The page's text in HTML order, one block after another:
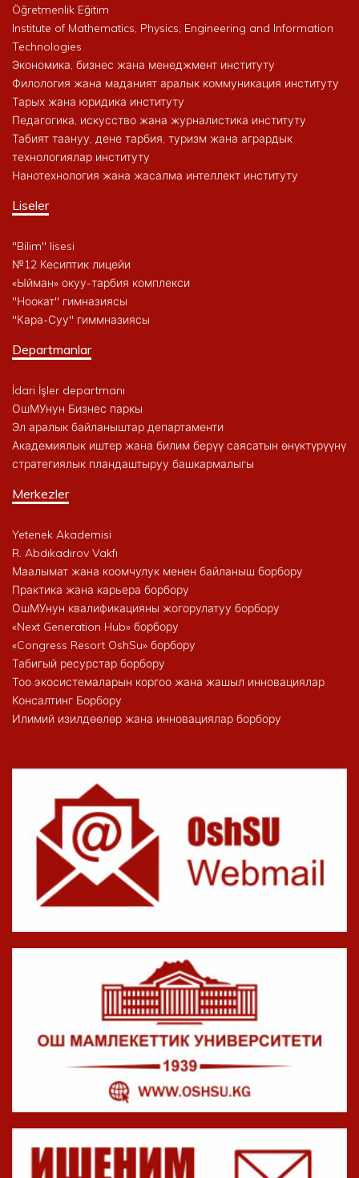
Öğretmenlik Eğitim
Institute of Mathematics, Physics, Engineering and Information
Technologies
Экономика, бизнес жана менеджмент институту
Филология жана маданият аралык коммуникация институту
Тарых жана юридика институту
Педагогика, искусство жана журналистика институту
Табият таануу, дене тарбия, туризм жана агрардык
технологиялар институту
Нанотехнология жана жасалма интеллект институту
Liseler
"Bilim" lisesi
№12 Кесиптик лицейи
«Ыйман» окуу-тарбия комплекси
"Ноокат" гимназиясы
"Кара-Суу" гиммназиясы
Departmanlar
İdari İşler departmanı
ОшМУнун Бизнес паркы
Эл аралык байланыштар департаменти
Академиялык иштер жана билим берүү саясатын өнүктүрүүнү
стратегиялык пландаштыруу башкармалыгы
Merkezler
Yetenek Akademisi
R. Abdıkadırov Vakfı
Маалымат жана коомчулук менен байланыш борбору
Практика жана карьера борбору
ОшМУнун квалификацияны жогорулатуу борбору
«Next Generation Hub» борбору
«Congress Resort OshSu» борбору
Табигый ресурстар борбору
Тоо экосистемаларын коргоо жана жашыл инновациялар
Консалтинг Борбору
Илимий изилдөөлөр жана инновациялар борбору